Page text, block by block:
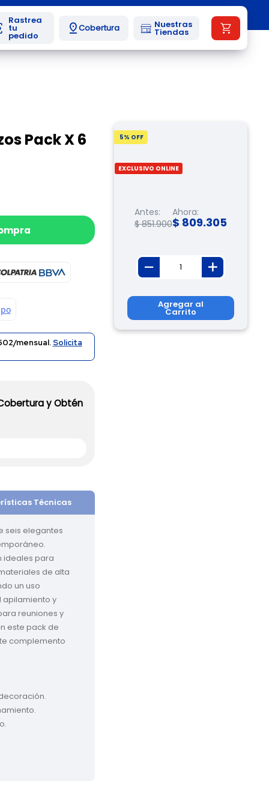
Cobertura Nuestras
Tiendas
Pack X 6
mensual.Solicita
y Obtén
Técnicas
seis elegantes
ideales para
de alta
un uso
apilamiento y
reuniones y
este pack de
complemento
5% OFF
EXCLUSIVO ONLINE
Antes:
$ 851.900
Ahora:
$ 809.305
Agregar al
Carrito